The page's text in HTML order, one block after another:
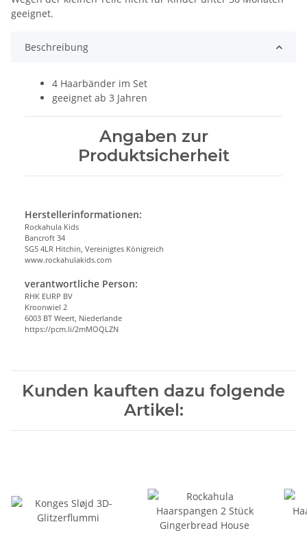
geeignet.
Beschreibung
4 Haarbänder im Set
geeignet ab 3 Jahren
Angaben zur
Produktsicherheit
Herstellerinformationen:
Rockahula Kids
Bancroft 34
SG5 4LR Hitchin, Vereinigtes Königreich
www.rockahulakids.com
verantwortliche Person:
RHK EURP BV
Kroonwiel 2
6003 BT Weert, Niederlande
https://pcm.li/2mMOQLZN
Kunden kauften dazu folgende
Artikel: